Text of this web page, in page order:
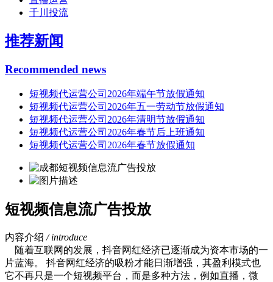
千川投流
推荐新闻
Recommended news
短视频代运营公司2026年端午节放假通知
短视频代运营公司2026年五一劳动节放假通知
短视频代运营公司2026年清明节放假通知
短视频代运营公司2026年春节后上班通知
短视频代运营公司2026年春节放假通知
短视频信息流广告投放
内容介绍 / introduce
随着互联网的发展，抖音网红经济已逐渐成为资本市场的一
片蓝海。 抖音网红经济的吸粉才能日渐增强，其盈利模式也
它不再只是一个短视频平台，而是多种方法，例如直播，微